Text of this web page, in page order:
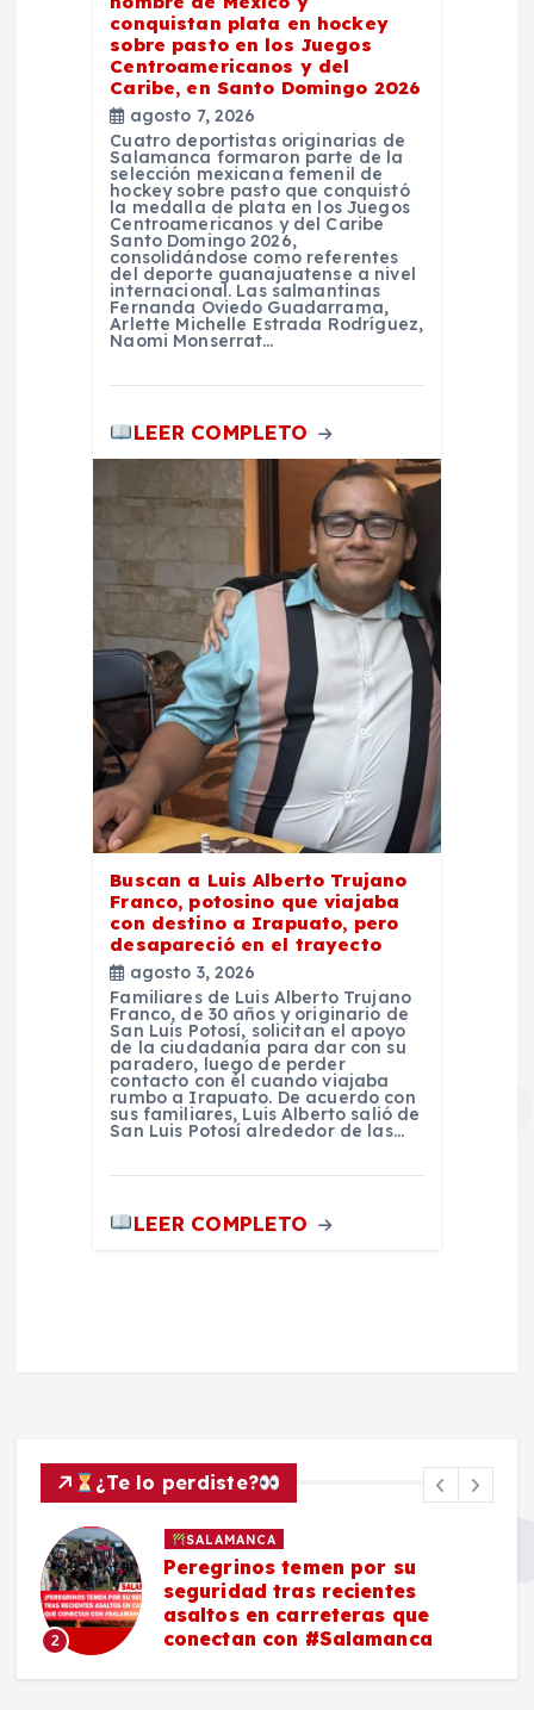
conquistan plata en hockey
sobre pasto en los Juegos
Centroamericanos y del
Caribe, en Santo Domingo 2026
agosto 7, 2026
Cuatro deportistas originarias de
Salamanca formaron parte de la
selección mexicana femenil de
hockey sobre pasto que conquistó
la medalla de plata en los Juegos
Centroamericanos y del Caribe
Santo Domingo 2026,
consolidándose como referentes
del deporte guanajuatense a nivel
internacional. Las salmantinas
Fernanda Oviedo Guadarrama,
Arlette Michelle Estrada Rodríguez,
Naomi Monserrat…
LEER COMPLETO
Buscan a Luis Alberto Trujano
Franco, potosino que viajaba
con destino a Irapuato, pero
desapareció en el trayecto
agosto 3, 2026
Familiares de Luis Alberto Trujano
Franco, de 30 años y originario de
San Luis Potosí, solicitan el apoyo
de la ciudadanía para dar con su
paradero, luego de perder
contacto con él cuando viajaba
rumbo a Irapuato. De acuerdo con
sus familiares, Luis Alberto salió de
San Luis Potosí alrededor de las…
LEER COMPLETO
¿Te lo perdiste?
2
SALAMANCA
Peregrinos temen por su
seguridad tras recientes
asaltos en carreteras que
conectan con #Salamanca